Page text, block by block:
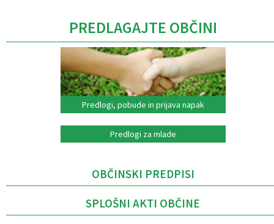
PREDLAGAJTE OBČINI
Predlogi, pobude in prijava napak
Predlogi za mlade
OBČINSKI PREDPISI
SPLOŠNI AKTI OBČINE